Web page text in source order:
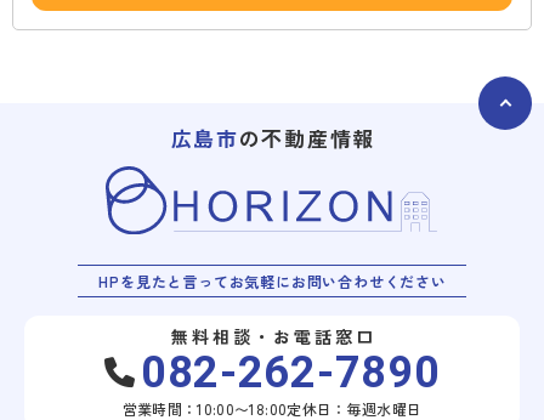
広島市の不動産情報
HPを見たと言ってお気軽にお問い合わせください
無料相談・お電話窓口
082-262-7890
営業時間：10:00〜18:00定休日：毎週水曜日